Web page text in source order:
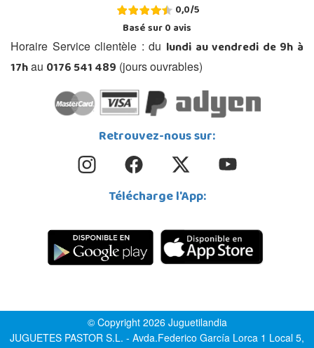
0,0/5
Basé sur0avis
Horaire Service clientèle : du lundi au vendredi de 9h à
17hau 0176 541 489 (jours ouvrables)
Retrouvez-nous sur:
Télécharge l'App:
© Copyright 2026 Juguetilandia
JUGUETES PASTOR S.L. - Avda.Federico García Lorca 1 Local 5,